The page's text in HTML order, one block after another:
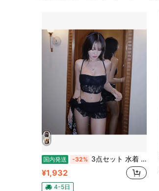
国内発送 -32% 3点セット 水着 ビキニ セットアップ 上下セット レース 切り替え レディース 海辺 温泉 プリント カラフル水着 セパレート水着 ホルターネック水着 タイト水着 新作 トップス
¥1,932
4-5日